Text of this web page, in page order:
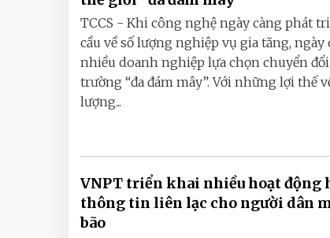
TCCS - Khi công nghệ ngày càng phát
cầu về số lượng nghiệp vụ gia tăng, ngày
nhiều doanh nghiệp lựa chọn chuyển
trường “đa đám mây”. Với những lợi thế
lượng...
VNPT triển khai nhiều hoạt động
thông tin liên lạc cho người dân
bão